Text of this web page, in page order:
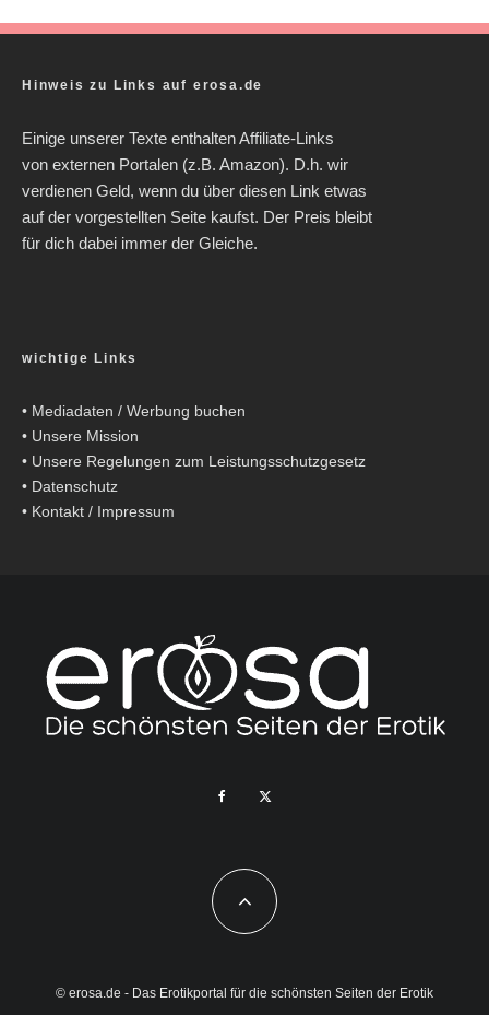
Hinweis zu Links auf erosa.de
Einige unserer Texte enthalten Affiliate-Links
von externen Portalen (z.B. Amazon). D.h. wir
verdienen Geld, wenn du über diesen Link etwas
auf der vorgestellten Seite kaufst. Der Preis bleibt
für dich dabei immer der Gleiche.
wichtige Links
• Mediadaten / Werbung buchen
• Unsere Mission
• Unsere Regelungen zum Leistungsschutzgesetz
• Datenschutz
• Kontakt / Impressum
© erosa.de - Das Erotikportal für die schönsten Seiten der Erotik